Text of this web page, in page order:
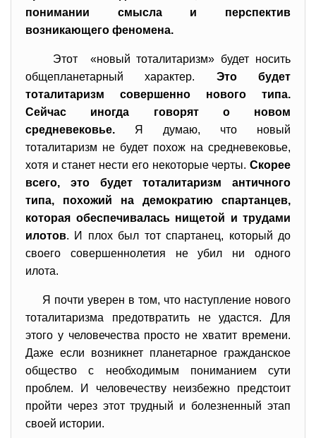
понимании смысла и перспектив
возникающего феномена.
Этот «новый тоталитаризм» будет носить
общепланетарный характер. Это будет
тоталитаризм совершенно нового типа.
Сейчас иногда говорят о новом
средневековье. Я думаю, что новый
тоталитаризм не будет похож на средневековье,
хотя и станет нести его некоторые черты. Скорее
всего, это будет тоталитаризм античного
типа, похожий на демократию спартанцев,
которая обеспечивалась нищетой и трудами
илотов. И плох был тот спартанец, который до
своего совершеннолетия не убил ни одного
илота.
Я почти уверен в том, что наступление нового
тоталитаризма предотвратить не удастся. Для
этого у человечества просто не хватит времени.
Даже если возникнет планетарное гражданское
общество с необходимым пониманием сути
проблем. И человечеству неизбежно предстоит
пройти через этот трудный и болезненный этап
своей истории.